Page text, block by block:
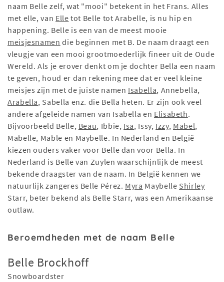
naam Belle zelf, wat "mooi" betekent in het Frans. Alles
met elle, van Elle tot Belle tot Arabelle, is nu hip en
happening. Belle is een van de meest mooie
meisjesnamen die beginnen met B. De naam draagt een
vleugje van een mooi grootmoederlijk fineer uit de Oude
Wereld. Als je erover denkt om je dochter Bella een naam
te geven, houd er dan rekening mee dat er veel kleine
meisjes zijn met de juiste namen Isabella, Annebella,
Arabella, Sabella enz. die Bella heten. Er zijn ook veel
andere afgeleide namen van Isabella en Elisabeth.
Bijvoorbeeld Belle, Beau, Ibbie, Isa, Issy, Izzy, Mabel,
Mabelle, Mable en Maybelle. In Nederland en België
kiezen ouders vaker voor Belle dan voor Bella. In
Nederland is Belle van Zuylen waarschijnlijk de meest
bekende draagster van de naam. In België kennen we
natuurlijk zangeres Belle Pérez. Myra Maybelle Shirley
Starr, beter bekend als Belle Starr, was een Amerikaanse
outlaw.
Beroemdheden met de naam Belle
Belle Brockhoff
Snowboardster